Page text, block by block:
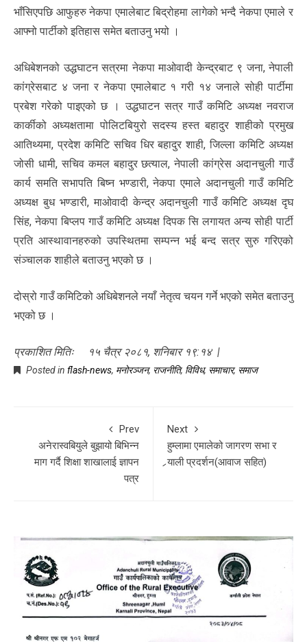
भाँसिएपछि आफुहरु नेकपा एमालेबाट बिद्रोहमा लागेको भन्दै नेकपा एमाले र
आफ्नो पार्टीको इतिहास समेत बताउनु भयो ।
अधिबेशनको उद्धघाटन सत्रमा नेकपा माओवादी केन्द्रबाट ९ जना, नेपाली
कांग्रेसबाट ४ जना र नेकपा एमालेबाट १ गरी १४ जनाले सोही पार्टीमा
प्रबेश गरेको पाइएको छ । उद्धघाटन सत्र गाउँ कमिटि अध्यक्ष नवराज
कार्कीको अध्यक्षतामा पोलिटबियुरो सदस्य हस्त बहादुर शाहीको प्रमुख
आतिथ्यमा, प्रदेश कमिटि सचिव धिर बहादुर शाही, जिल्ला कमिटि अध्यक्ष
जोसी धामी, सचिव कमल बहादुर छत्याल, नेपाली कांग्रेस अदानचुली गाउँ
कार्य समति सभापति बिष्न भण्डारी, नेकपा एमाले अदानचुली गाउँ कमिटि
अध्यक्ष बुध भण्डारी, माओवादी केन्द्र अदानचुली गाउँ कमिटि अध्यक्ष दृघ
सिंह, नेकपा बिप्लप गाउँ कमिटि अध्यक्ष दिपक सि लगायत अन्य सोही पार्टी
प्रति आस्थावानहरुको उपस्थितमा सम्पन्न भई बन्द सत्र सुरु गरिएको
संञ्चालक शाहीले बताउनु भएको छ ।
दोस्रो गाउँ कमिटिको अधिबेशनले नयाँ नेतृत्व चयन गर्ने भएको समेत बताउनु
भएको छ ।
प्रकाशित मितिः १५ चैत्र २०८१, शनिबार १९:१४ |
Posted in flash-news, मनोरञ्जन, राजनीति, विविध, समाचार, समाज
Prev
अनेरास्वबियुले बुझायो बिभिन्न
माग गर्दै शिक्षा शाखालाई ज्ञापन
पत्र
Next
हुम्लामा एमालेको जागरण सभा र
र्‍याली प्रदर्शन(आवाज सहित)